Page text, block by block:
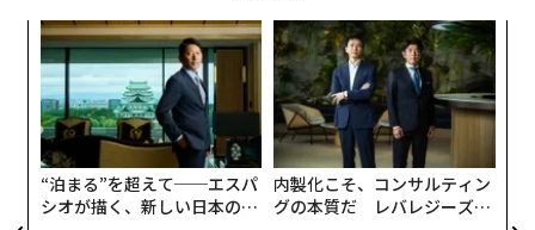
“泊まる”を超えて──エスパ
シオが描く、新しい日本のラ
内製化こそ、コンサルティン
グの本質だ レバレジーズが